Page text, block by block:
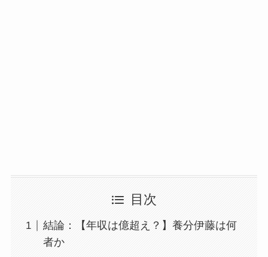
目次
結論：【年収は億超え？】養分伊藤は何
者か